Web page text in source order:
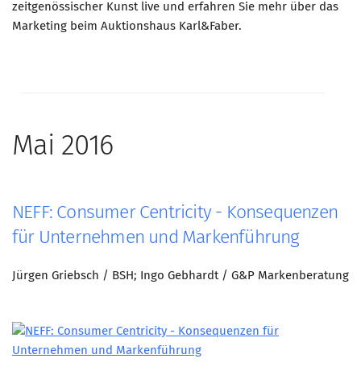
zeitgenössischer Kunst live und erfahren Sie mehr über das
Marketing beim Auktionshaus Karl&Faber.
Mai 2016
NEFF: Consumer Centricity - Konsequenzen
für Unternehmen und Markenführung
Jürgen Griebsch / BSH; Ingo Gebhardt / G&P Markenberatung